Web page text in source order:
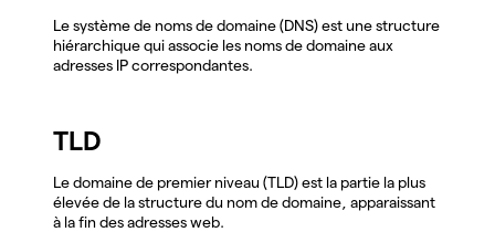
Le système de noms de domaine (DNS) est une structure
hiérarchique qui associe les noms de domaine aux
adresses IP correspondantes.
TLD
Le domaine de premier niveau (TLD) est la partie la plus
élevée de la structure du nom de domaine, apparaissant
à la fin des adresses web.